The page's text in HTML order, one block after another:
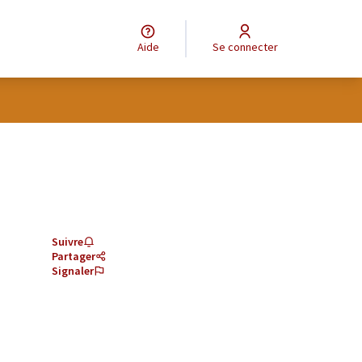
Aide Se connecter
Suivre
Partager
Signaler